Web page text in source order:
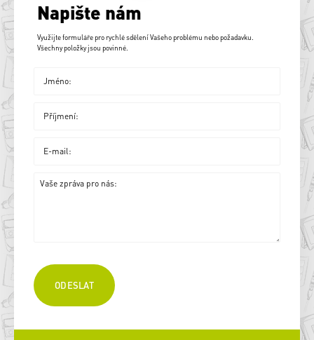
Napište nám
Využijte formuláře pro rychlé sdělení Vašeho problému nebo požadavku.
Všechny položky jsou povinné.